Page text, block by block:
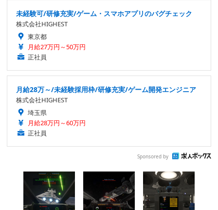
未経験可/研修充実/ゲーム・スマホアプリのバグチェック
株式会社HIGHEST
東京都
月給27万円～50万円
正社員
月給28万～/未経験採用枠/研修充実/ゲーム開発エンジニア
株式会社HIGHEST
埼玉県
月給28万円～60万円
正社員
Sponsored by